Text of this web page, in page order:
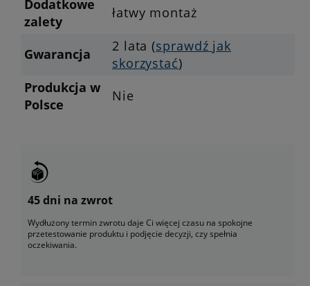
Dodatkowe
zalety
łatwy montaż
Gwarancja 2 lata (sprawdź jak
skorzystać)
Produkcja w
Polsce
Nie
45 dni na zwrot
Wydłużony termin zwrotu daje Ci więcej czasu na spokojne
przetestowanie produktu i podjęcie decyzji, czy spełnia
oczekiwania.